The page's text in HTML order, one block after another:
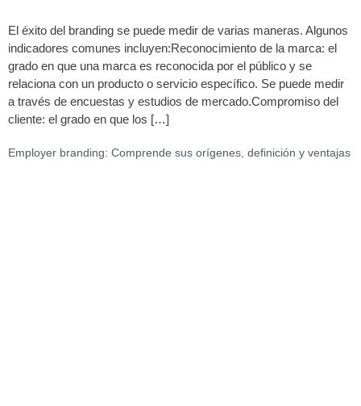
El éxito del branding se puede medir de varias maneras. Algunos
indicadores comunes incluyen:Reconocimiento de la marca: el
grado en que una marca es reconocida por el público y se
relaciona con un producto o servicio específico. Se puede medir
a través de encuestas y estudios de mercado.Compromiso del
cliente: el grado en que los […]
Employer branding: Comprende sus orígenes, definición y ventajas